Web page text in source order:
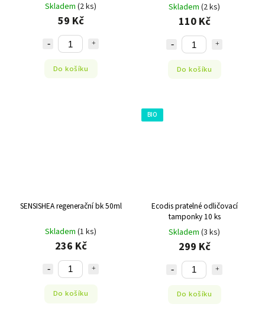
Skladem (2 ks)
59 Kč
Do košíku
Skladem (2 ks)
110 Kč
Do košíku
SENSISHEA regenerační bk 50ml
Skladem (1 ks)
236 Kč
Do košíku
BIO
Ecodis pratelné odličovací
tamponky 10 ks
Skladem (3 ks)
299 Kč
Do košíku